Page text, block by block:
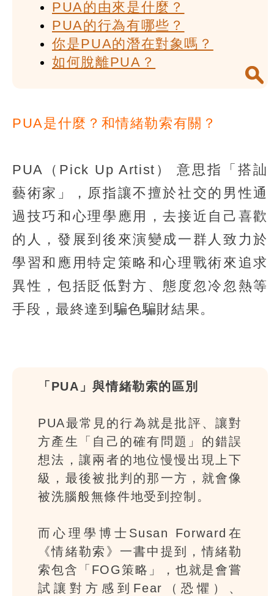
PUA的由來是什麼？
PUA的行為有哪些？
你是PUA的潛在對象嗎？
如何脫離PUA？
PUA是什麼？和情緒勒索有關？
PUA（Pick Up Artist） 意思指「搭訕
藝術家」，原指讓不擅於社交的男性通
過技巧和心理學應用，去接近自己喜歡
的人，發展到後來演變成一群人致力於
學習和應用特定策略和心理戰術來追求
異性，包括貶低對方、態度忽冷忽熱等
手段，最終達到騙色騙財結果。
「PUA」與情緒勒索的區別
PUA最常見的行為就是批評、讓對
方產生「自己的確有問題」的錯誤
想法，讓兩者的地位慢慢出現上下
級，最後被批判的那一方，就會像
被洗腦般無條件地受到控制。
而心理學博士Susan Forward在
《情緒勒索》一書中提到，情緒勒
索包含「FOG策略」，也就是會嘗
試讓對方感到Fear（恐懼）、